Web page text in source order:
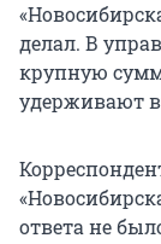
делал. В
крупную
удерживают
ответа не